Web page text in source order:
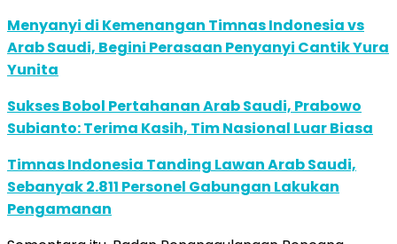
Menyanyi di Kemenangan Timnas Indonesia vs
Arab Saudi, Begini Perasaan Penyanyi Cantik Yura
Yunita
Sukses Bobol Pertahanan Arab Saudi, Prabowo
Subianto: Terima Kasih, Tim Nasional Luar Biasa
Timnas Indonesia Tanding Lawan Arab Saudi,
Sebanyak 2.811 Personel Gabungan Lakukan
Pengamanan